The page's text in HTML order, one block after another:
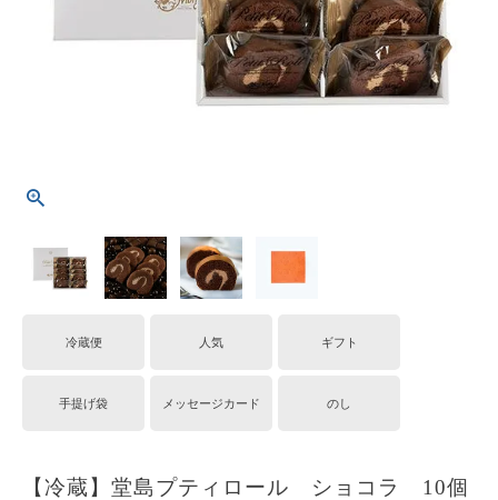
冷蔵便 人気 ギフト
手提げ袋 メッセージカード のし
【冷蔵】堂島プティロール ショコラ 10個